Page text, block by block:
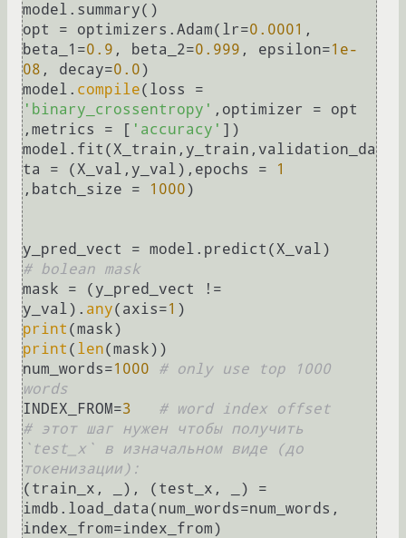
model.summary()
opt = optimizers.Adam(lr=0.0001 ,
beta_1=0.9 , beta_2=0.999 , epsilon=1e-
08 , decay=0.0)
model. compile
'binary_crossentropy' ,optimizer = opt
,metrics = [ 'accuracy' ])
model.fit(X_train,y_train,validation_da
ta = (X_val,y_val),epochs =
1
,batch_size =
1000)
# bolean mask
mask = (y_pred_vect !=
y_val). any(axis=1
print
print ( len(mask))
num_words=1000
# only use top 1000
words
INDEX_FROM=3
# word index offset
# этот шаг нужен чтобы получить
`test_x` в изначальном виде (до
токенизации):
(train_x, _), (test_x, _) =
imdb.load_data(num_words=num_words,
index_from=index_from)